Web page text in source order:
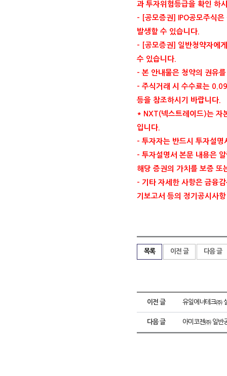
과 투자위험등급을 확인 하
- [ 공모증권 ] IPO공모주식은
발생할 수 있습니다
- [ 공모증권
일반청약자에
수 있습니다
- 본 안내물은 청약의 권유
- 주식거래 시 수수료는
등을 참조하시기 바랍니다
* NXT(넥스트레이드)는 자
입니다
- 투자자는 반드시 투자설명
- 투자설명서 본문 내용은
해당 증권의 가치를 보증 또
- 기타 자세한 사항은 금융
기보고서 등의 정기공시사
목록 이전 글 다음 글
이전 글 유일에너테크㈜
다음 글 아미코젠㈜ 일반